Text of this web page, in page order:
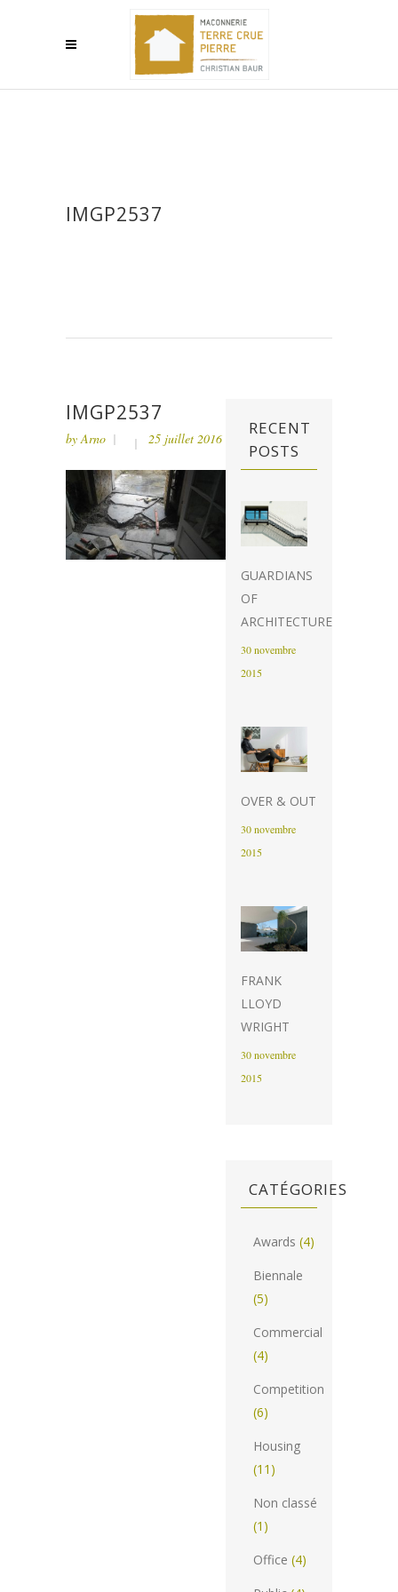
IMGP2537
IMGP2537
byArno 25 juillet 2016
RECENT
POSTS
GUARDIANS
OF
ARCHITECTURE
30 novembre
2015
OVER & OUT
30 novembre
2015
FRANK
LLOYD
WRIGHT
30 novembre
2015
CATÉGORIES
Awards (4)
Biennale
(5)
Commercial
(4)
Competition
(6)
Housing
(11)
Non classé
(1)
Office (4)